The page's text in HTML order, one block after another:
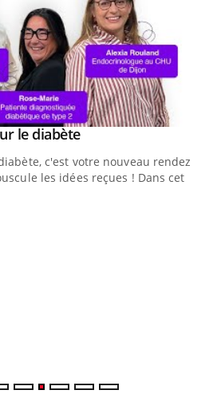
le diabèteYoutube
c'est votre nouveau rendez-
les idées reçues ! Dans cet